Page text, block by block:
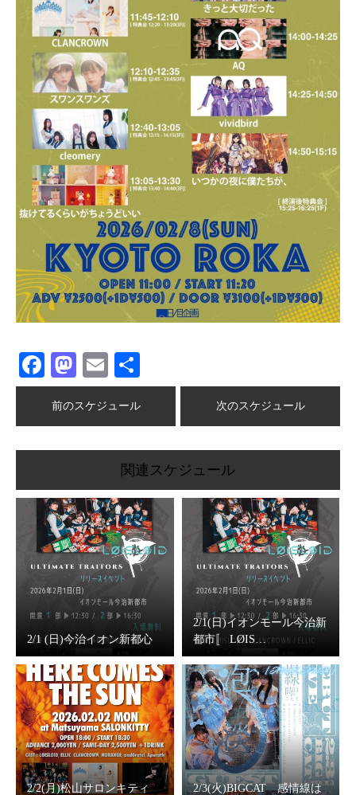
Facebook
Mastodon
Email
有
前のスケジュール 次のスケジュール
関連スケジュール
2/1 (日)今治イオン新都心
2/1(日)イオンモール今治新
都市〚 LØIS…
2/2(月)松山サロンキティ 2/3(火)BIGCAT 感情線は